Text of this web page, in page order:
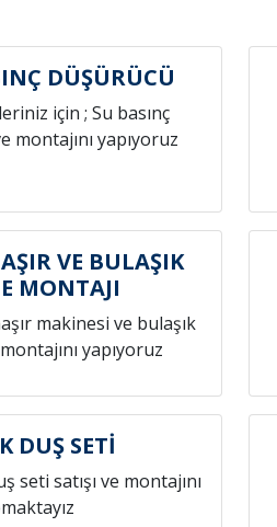
DÜŞÜRÜCÜ
için ; Su basınç
montajını yapıyoruz
VE BULAŞIK
MONTAJI
makinesi ve bulaşık
yapıyoruz
DUŞ SETİ
seti satışı ve montajını